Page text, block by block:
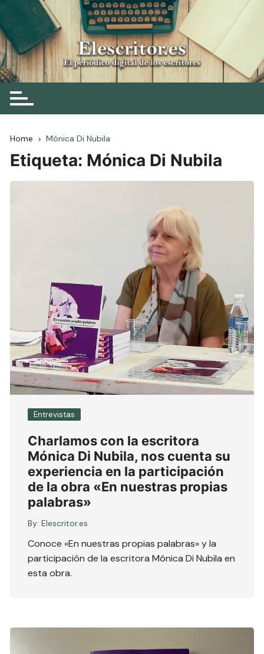
Skip
to
content
Elescritor.es
El periódico digital de los escritores
Home Mónica Di Nubila
Etiqueta: Mónica Di Nubila
Entrevistas
Charlamos con la escritora
Mónica Di Nubila, nos cuenta su
experiencia en la participación
de la obra «En nuestras propias
palabras»
By: Elescritor.es
Conoce «En nuestras propias palabras» y la
participación de la escritora Mónica Di Nubila en
esta obra.